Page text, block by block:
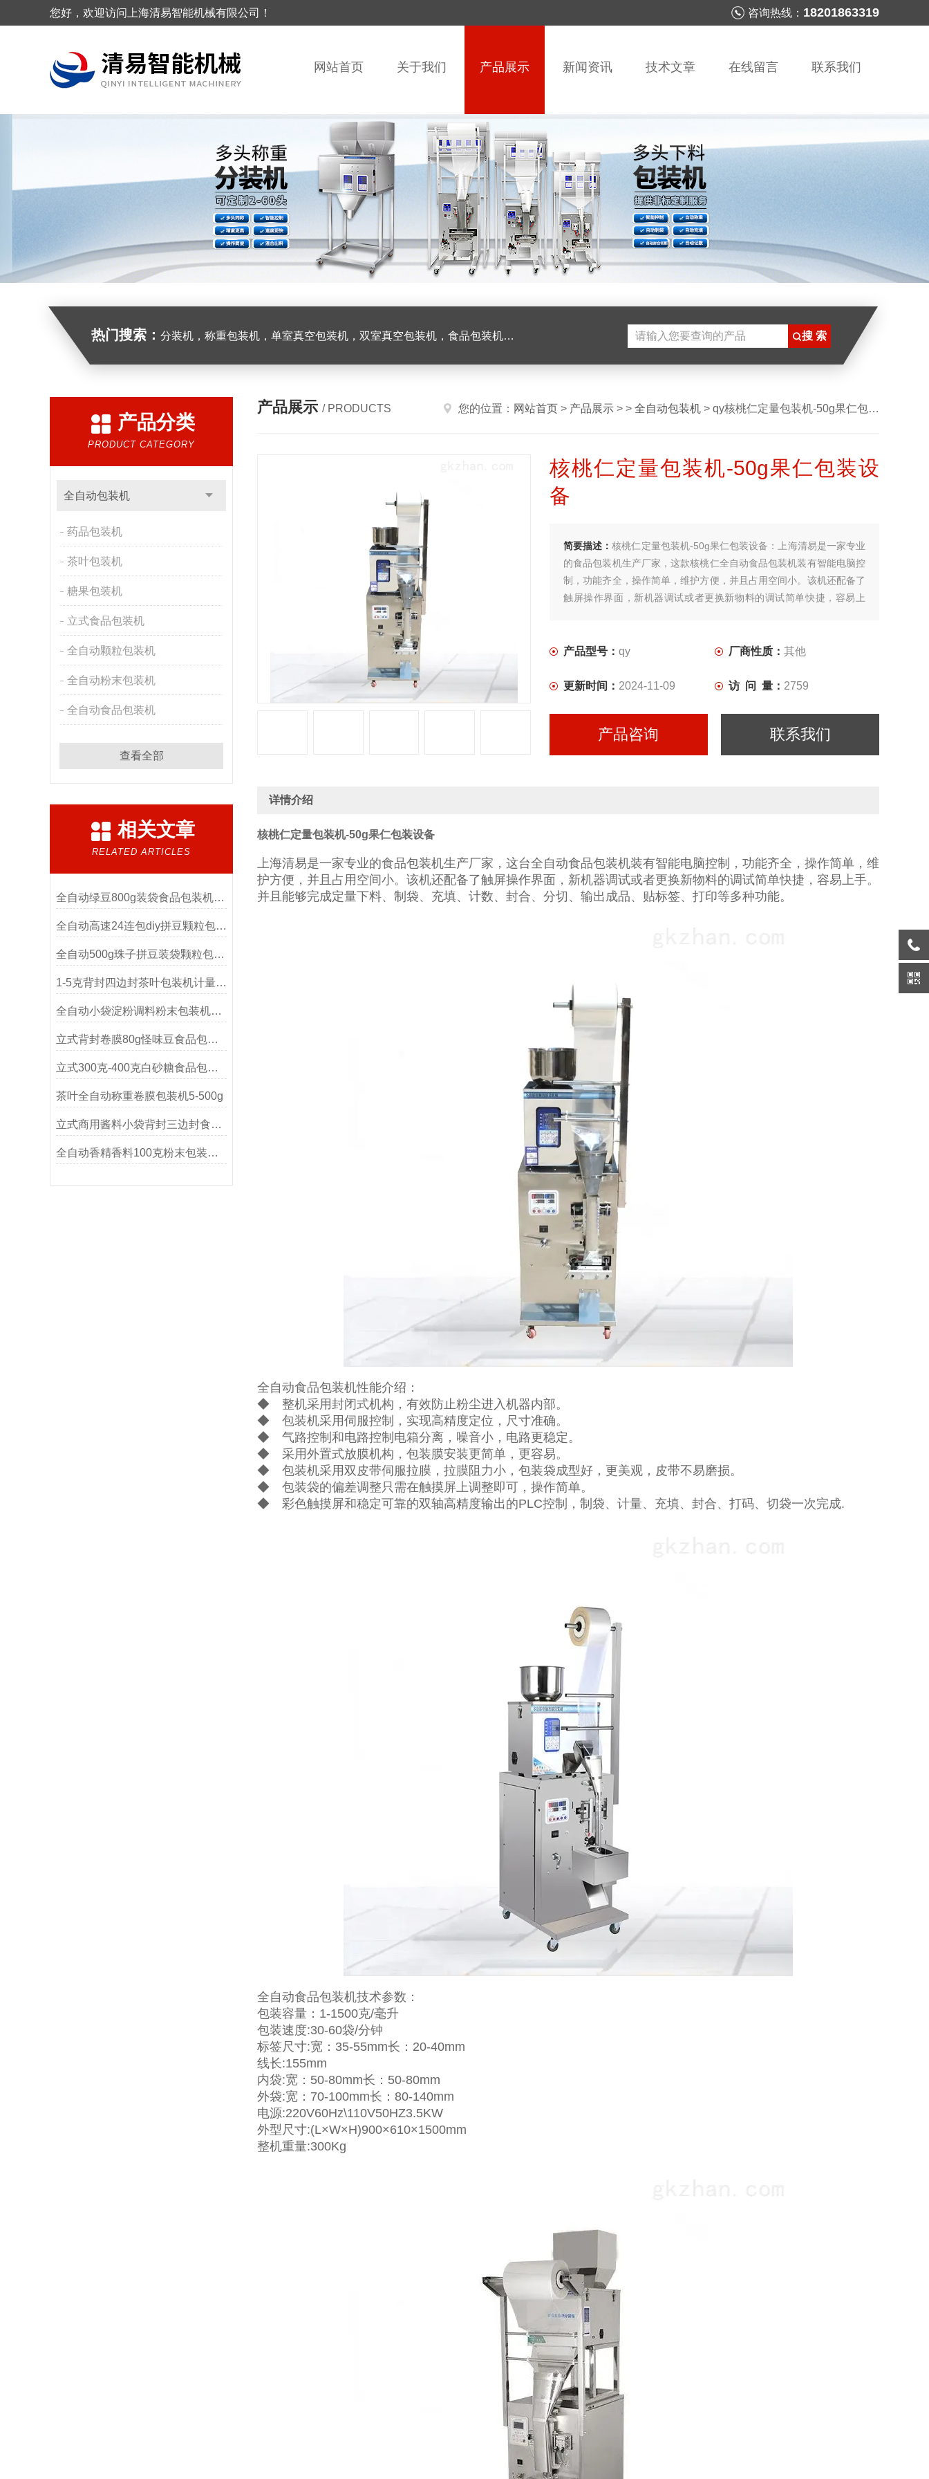
您好，欢迎访问上海清易智能机械有限公司！ 咨询热线： 18201863319
网站首页 关于我们 产品展示 新闻资讯 技术文章 在线留言 联系我们
热门搜索： 分装机，称重包装机，单室真空包装机，双室真空包装机，食品包装机，半自动灌装机
产品分类
PRODUCT CATEGORY
全自动包装机
药品包装机
茶叶包装机
糖果包装机
立式食品包装机
全自动颗粒包装机
全自动粉末包装机
全自动食品包装机
查看全部
相关文章
RELATED ARTICLES
全自动绿豆800g装袋食品包装机厂家
全自动高速24连包diy拼豆颗粒包装机
全自动500g珠子拼豆装袋颗粒包装机
1-5克背封四边封茶叶包装机计量精准
全自动小袋淀粉调料粉末包装机1-200克
立式背封卷膜80g怪味豆食品包装机
立式300克-400克白砂糖食品包装机
茶叶全自动称重卷膜包装机5-500g
立式商用酱料小袋背封三边封食品包装机
全自动香精香料100克粉末包装机计量精准
产品展示 / PRODUCTS 您的位置： 网站首页 > 产品展示 > > 全自动包装机 > qy核桃仁定量包装机-50g果仁包装设备
核桃仁定量包装机-50g果仁包装设
备
简要描述：核桃仁定量包装机-50g果仁包装设备：上海清易是一家专业
的食品包装机生产厂家，这款核桃仁全自动食品包装机装有智能电脑控
制，功能齐全，操作简单，维护方便，并且占用空间小。该机还配备了
触屏操作界面，新机器调试或者更换新物料的调试简单快捷，容易上
产品型号： qy 厂商性质： 其他
更新时间： 2024-11-09 访 问 量： 2759
产品咨询 联系我们
详情介绍
核桃仁定量包装机-50g果仁包装设备
上海清易是一家专业的食品包装机生产厂家，这台全自动食品包装机装有智能电脑控制，功能齐全，操作简单，维
护方便，并且占用空间小。该机还配备了触屏操作界面，新机器调试或者更换新物料的调试简单快捷，容易上手。
并且能够完成定量下料、制袋、充填、计数、封合、分切、输出成品、贴标签、打印等多种功能。
全自动食品包装机性能介绍：
◆ 整机采用封闭式机构，有效防止粉尘进入机器内部。
◆ 包装机采用伺服控制，实现高精度定位，尺寸准确。
◆ 气路控制和电路控制电箱分离，噪音小，电路更稳定。
◆ 采用外置式放膜机构，包装膜安装更简单，更容易。
◆ 包装机采用双皮带伺服拉膜，拉膜阻力小，包装袋成型好，更美观，皮带不易磨损。
◆ 包装袋的偏差调整只需在触摸屏上调整即可，操作简单。
◆ 彩色触摸屏和稳定可靠的双轴高精度输出的PLC控制，制袋、计量、充填、封合、打码、切袋一次完成.
全自动食品包装机技术参数：
包装容量：1-1500克/毫升
包装速度:30-60袋/分钟
标签尺寸:宽：35-55mm长：20-40mm
线长:155mm
内袋:宽：50-80mm长：50-80mm
外袋:宽：70-100mm长：80-140mm
电源:220V60Hz\110V50HZ3.5KW
外型尺寸:(L×W×H)900×610×1500mm
整机重量:300Kg